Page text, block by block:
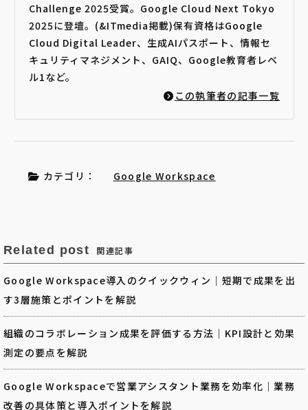
Challenge 2025受賞。Google Cloud Next Tokyo
2025に登壇。(&ITmedia掲載)保有資格はGoogle
Cloud Digital Leader、生成AIパスポート、情報セ
キュリティマネジメント、GAIQ、Google教育者レベ
ル1など。
この執筆者の記事一覧
カテゴリ： Google Workspace
Related post 関連記事
Google Workspace導入のクイックウィン｜短期で成果を出
す3層施策とポイントを解説
組織のコラボレーション成果を評価する方法｜KPI設計と効果
測定の要点を解説
Google Workspaceで営業アシスタント業務を効率化｜業務
改善の具体策と導入ポイントを解説